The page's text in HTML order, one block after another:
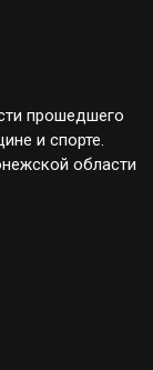
прошедшего
и спорте.
области